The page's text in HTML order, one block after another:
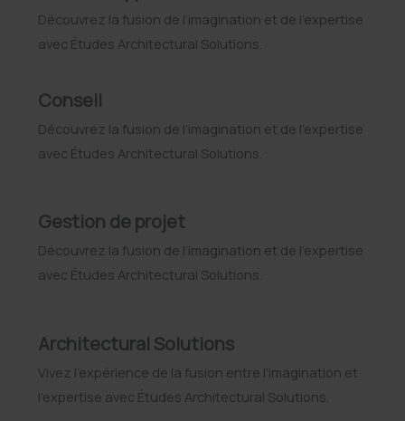
Découvrez la fusion de l’imagination et de l’expertise
avec Études Architectural Solutions.
Conseil
Découvrez la fusion de l’imagination et de l’expertise
avec Études Architectural Solutions.
Gestion de projet
Découvrez la fusion de l’imagination et de l’expertise
avec Études Architectural Solutions.
Architectural Solutions
Vivez l’expérience de la fusion entre l’imagination et
l’expertise avec Études Architectural Solutions.